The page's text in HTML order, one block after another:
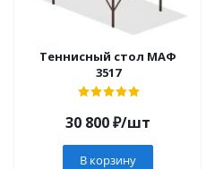
Теннисный стол МАФ
3517
30 800₽/шт
В корзину